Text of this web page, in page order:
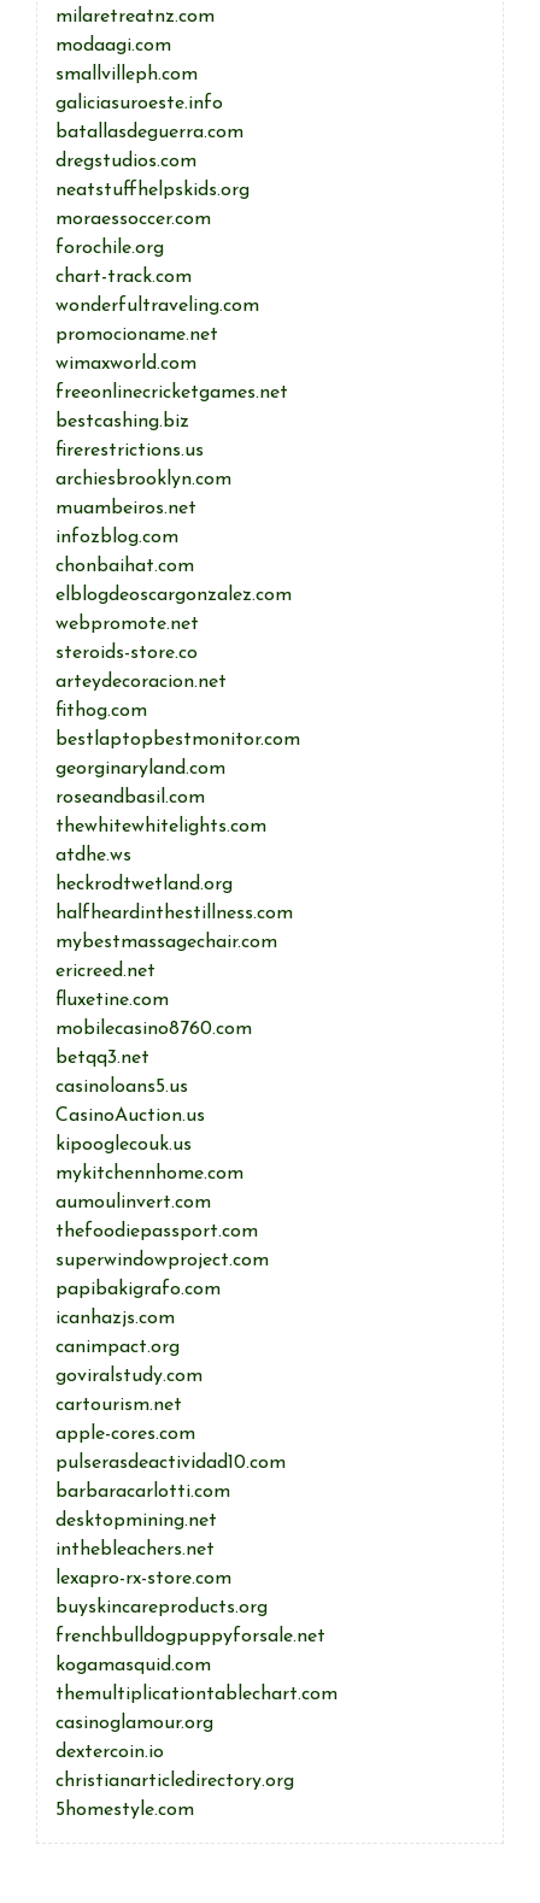
milaretreatnz.com
modaagi.com
smallvilleph.com
galiciasuroeste.info
batallasdeguerra.com
dregstudios.com
neatstuffhelpskids.org
moraessoccer.com
forochile.org
chart-track.com
wonderfultraveling.com
promocioname.net
wimaxworld.com
freeonlinecricketgames.net
bestcashing.biz
firerestrictions.us
archiesbrooklyn.com
muambeiros.net
infozblog.com
chonbaihat.com
elblogdeoscargonzalez.com
webpromote.net
steroids-store.co
arteydecoracion.net
fithog.com
bestlaptopbestmonitor.com
georginaryland.com
roseandbasil.com
thewhitewhitelights.com
atdhe.ws
heckrodtwetland.org
halfheardinthestillness.com
mybestmassagechair.com
ericreed.net
fluxetine.com
mobilecasino8760.com
betqq3.net
casinoloans5.us
CasinoAuction.us
kipooglecouk.us
mykitchennhome.com
aumoulinvert.com
thefoodiepassport.com
superwindowproject.com
papibakigrafo.com
icanhazjs.com
canimpact.org
goviralstudy.com
cartourism.net
apple-cores.com
pulserasdeactividad10.com
barbaracarlotti.com
desktopmining.net
inthebleachers.net
lexapro-rx-store.com
buyskincareproducts.org
frenchbulldogpuppyforsale.net
kogamasquid.com
themultiplicationtablechart.com
casinoglamour.org
dextercoin.io
christianarticledirectory.org
5homestyle.com